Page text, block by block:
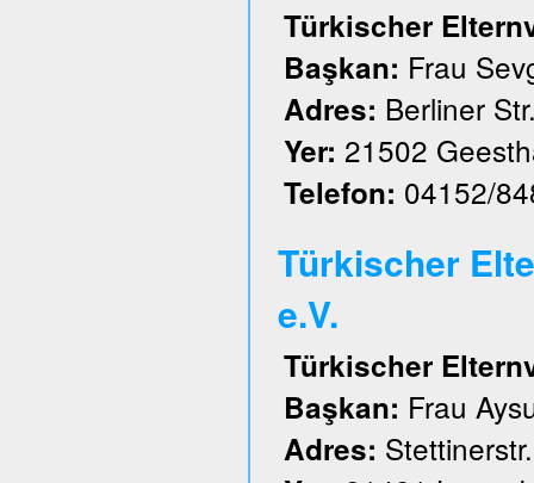
Türkischer
Başkan: Frau
Adres: Berliner
Yer: 21502
Telefon: 04152/
Türkischer
e.V.
Türkischer
Başkan: Frau
Adres: